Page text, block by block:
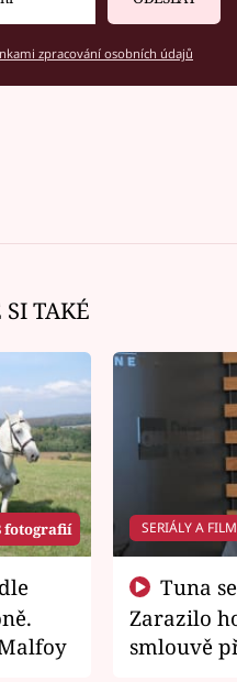
zpracování osobních údajů
SI TAKÉ
fotografií SERIÁLY A
Zarazilo
smlouvě